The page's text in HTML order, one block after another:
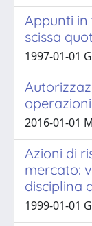
Appunti in
scissa
1997-01-01
2016-01-01
Azioni di
mercato:
disciplina
1999-01-01